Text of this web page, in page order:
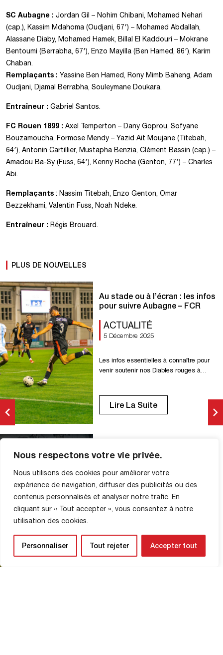
Nous respectons votre vie privée.
Nous utilisons des cookies pour améliorer votre
expérience de navigation, diffuser des publicités ou des
contenus personnalisés et analyser notre trafic. En
cliquant sur « Tout accepter », vous consentez à notre
utilisation des cookies.
Personnaliser Tout rejeter Accepter tout
SC Aubagne : Jordan Gil – Nohim Chibani, Mohamed Nehari
(cap.), Kassim Mdahoma (Oudjani, 67′) – Mohamed Abdallah,
Alassane Diaby, Mohamed Hamek, Billal El Kaddouri – Mokrane
Bentoumi (Berrabha, 67′), Enzo Mayilla (Ben Hamed, 86′), Karim
Chaban.
Remplaçants : Yassine Ben Hamed, Rony Mimb Baheng, Adam
Oudjani, Djamal Berrabha, Souleymane Doukara.
Entraîneur : Gabriel Santos.
FC Rouen 1899 : Axel Temperton – Dany Goprou, Sofyane
Bouzamoucha, Formose Mendy – Yazid Ait Moujane (Titebah,
64′), Antonin Cartillier, Mustapha Benzia, Clément Bassin (cap.) –
Amadou Ba-Sy (Fuss, 64′), Kenny Rocha (Genton, 77′) – Charles
Abi.
Remplaçants : Nassim Titebah, Enzo Genton, Omar
Bezzekhami, Valentin Fuss, Noah Ndeke.
Entraîneur : Régis Brouard.
PLUS DE NOUVELLES
Au stade ou à l’écran : les infos
pour suivre Aubagne – FCR
ACTUALITÉ
5 Décembre 2025
Les infos essentielles à connaître pour
venir soutenir nos Diables rouges à
Lagunas, 13400 Aubagne Stationnement
aux abords du stade. Billetterie en ligne
Lire La Suite
Aubagne vs FCR (1-1) : les
photos du match
PHOTOS DES MATCHS
6 Décembre 2025
Lire La Suite